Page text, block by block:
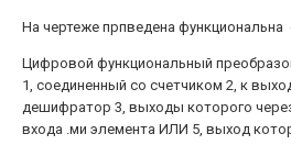
На чертеже прпведена
Цифровой функциональный
1, соединенный со счетчиком 2, к
дешифратор 3, выходы которого
входа .ми элемента ИЛИ 5, выход